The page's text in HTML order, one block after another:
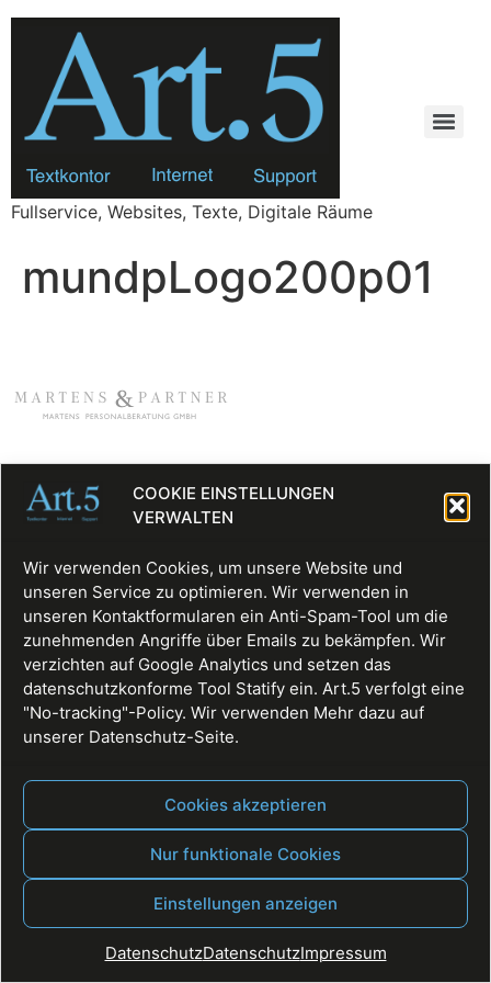
COOKIE EINSTELLUNGEN
VERWALTEN
Wir verwenden Cookies, um unsere Website und
unseren Service zu optimieren. Wir verwenden in
unseren Kontaktformularen ein Anti-Spam-Tool um die
zunehmenden Angriffe über Emails zu bekämpfen. Wir
verzichten auf Google Analytics und setzen das
datenschutzkonforme Tool Statify ein. Art.5 verfolgt eine
"No-tracking"-Policy. Wir verwenden Mehr dazu auf
unserer Datenschutz-Seite.
Cookies akzeptieren
Nur funktionale Cookies
Einstellungen anzeigen
DatenschutzDatenschutzImpressum
Zum
springen
Fullservice, Websites, Texte, Digitale Räume
mundpLogo200p01
Fullservice, Websites, Texte, Digitale Räume
Alle Rechte vorbehalten